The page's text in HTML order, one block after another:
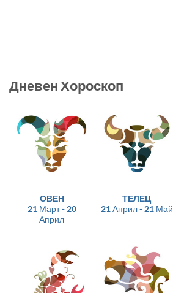
Дневен Хороскоп
ОВЕН
21 Март - 20
Април
ТЕЛЕЦ
21 Април - 21 Май